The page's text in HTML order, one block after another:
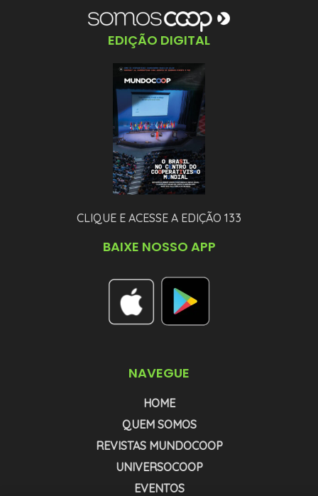
EDIÇÃO DIGITAL
CLIQUE E ACESSE A EDIÇÃO 133
BAIXE NOSSO APP
NAVEGUE
HOME
QUEM SOMOS
REVISTAS MUNDOCOOP
UNIVERSOCOOP
EVENTOS